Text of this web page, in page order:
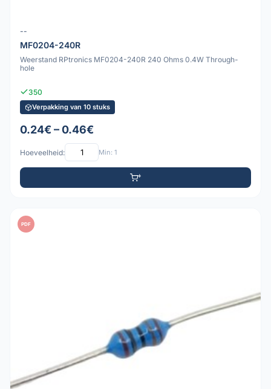
--
MF0204-240R
Weerstand RPtronics MF0204-240R 240 Ohms 0.4W Through-
hole
350
Verpakking van 10 stuks
0.24€ – 0.46€
Hoeveelheid: Min: 1
PDF